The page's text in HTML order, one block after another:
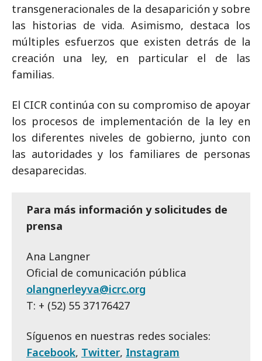
transgeneracionales de la desaparición y sobre
las historias de vida. Asimismo, destaca los
múltiples esfuerzos que existen detrás de la
creación una ley, en particular el de las
familias.
El CICR continúa con su compromiso de apoyar
los procesos de implementación de la ley en
los diferentes niveles de gobierno, junto con
las autoridades y los familiares de personas
desaparecidas.
Para más información y solicitudes de
prensa
Ana Langner
Oficial de comunicación pública
olangnerleyva@icrc.org
T: + (52) 55 37176427
Síguenos en nuestras redes sociales:
Facebook, Twitter, Instagram